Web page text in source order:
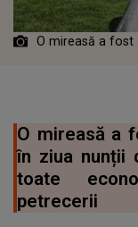
O mireasă a fost
O mireasă a
în ziua nunții
toate
petrecerii